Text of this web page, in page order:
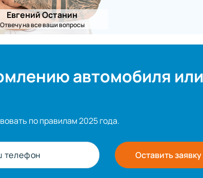
Евгений Останин
Отвечу на все ваши вопросы
автомобиля или
по правилам 2025 года.
телефон Оставить заявку